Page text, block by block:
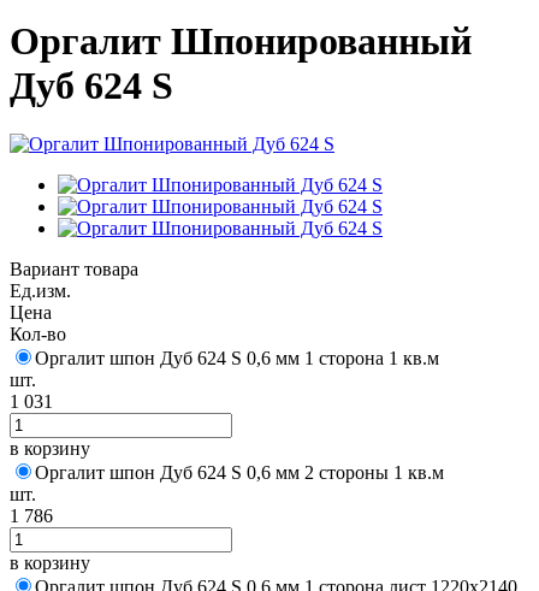
Оргалит Шпонированный
Дуб 624 S
Вариант товара
Ед.изм.
Цена
Кол-во
Оргалит шпон Дуб 624 S 0,6 мм 1 сторона 1 кв.м
шт.
1 031
в корзину
Оргалит шпон Дуб 624 S 0,6 мм 2 стороны 1 кв.м
шт.
1 786
в корзину